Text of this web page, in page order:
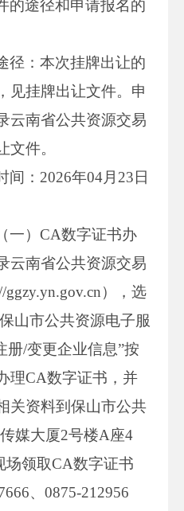
的途径和申请报名的
径：本次挂牌出让的
见挂牌出让文件。申
云南省公共资源交易
文件。
间：2026年04月23日
一）CA数字证书办
云南省公共资源交易
），选
山市公共资源电子服
册/变更企业信息”按
理CA数字证书，并
关资料到保山市公共
媒大厦2号楼A座4
场领取CA数字证书
、0875-212956